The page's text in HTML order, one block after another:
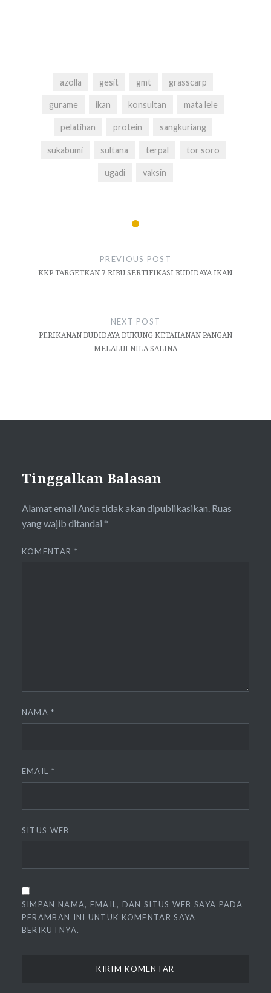
azolla gesit gmt grasscarp
gurame ikan konsultan mata lele
pelatihan protein sangkuriang
sukabumi sultana terpal tor soro
ugadi vaksin
PREVIOUS POST
KKP TARGETKAN 7 RIBU SERTIFIKASI BUDIDAYA IKAN
NEXT POST
PERIKANAN BUDIDAYA DUKUNG KETAHANAN PANGAN
MELALUI NILA SALINA
Tinggalkan Balasan
Alamat email Anda tidak akan dipublikasikan. Ruas
yang wajib ditandai *
KOMENTAR *
NAMA*
EMAIL *
SITUS WEB
SIMPAN NAMA, EMAIL, DAN SITUS WEB SAYA PADA
PERAMBAN INI UNTUK KOMENTAR SAYA
BERIKUTNYA.